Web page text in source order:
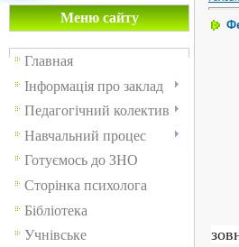
Меню сайту
Главная
Інформація про заклад
Педагогічний колектив
Навчальний процес
Готуємось до ЗНО
Сторінка психолога
Бібліотека
Учнівське